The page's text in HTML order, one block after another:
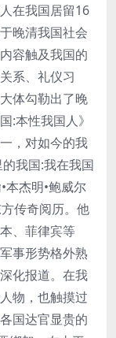
在我国居留16
晚清我国社会
容触及我国的
系、礼仪习
体勾勒出了晚
:本性我国人》
，对如今的我
我国:我在我国
本杰明•鲍威尔
传奇阅历。他
、菲律宾等
事形势格外熟
化报道。在我
物，也触摸过
国达官显贵的